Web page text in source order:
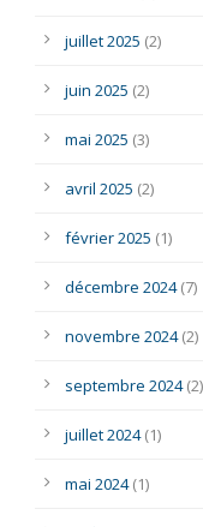
juillet 2025 (2)
juin 2025 (2)
mai 2025 (3)
avril 2025 (2)
février 2025 (1)
décembre 2024(7)
novembre 2024(2)
septembre 2024(2)
juillet 2024(1)
mai 2024(1)